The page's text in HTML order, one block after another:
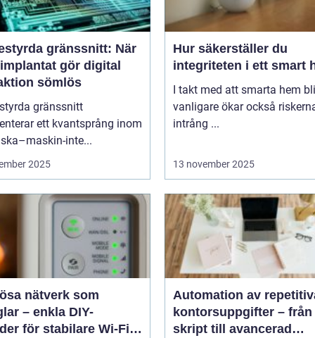
gränssnitt: När
gör digital
sömlös
gränssnitt
ett kvantsprång inom
inte...
2025
Hur säkerställer du
integriteten i ett smart
I takt med att smarta hem
vanligare ökar också
intrång ...
13 november 2025
nätverk som
– enkla DIY-
för stabilare Wi-Fi i
Automation av
kontorsuppgifter – från
skript till avancerad